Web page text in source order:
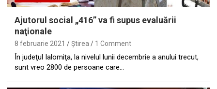
Ajutorul social „416” va fi supus evaluării
naţionale
8 februarie 2021 Ştirea 1 Comment
În judeţul Ialomiţa, la nivelul lunii decembrie a anului trecut,
sunt vreo 2800 de persoane care…